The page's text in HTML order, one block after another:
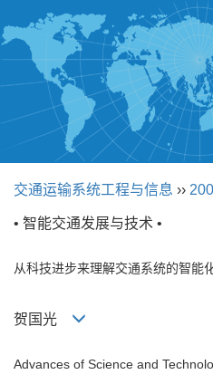
交通运输系统工程与信息 ››
• 智能交通发展与技术 •
从科技进步来理解交通系统的智能
贺国光
Advances of Science and